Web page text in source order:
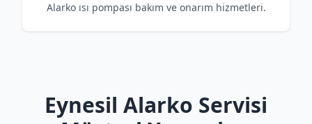
Alarko ısı pompası bakım ve onarım hizmetleri.
Eynesil Alarko Servisi